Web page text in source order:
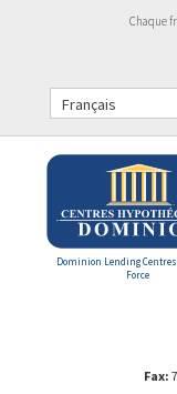
Chaque
Français
Dominion Lending Centres
Force
Fax: